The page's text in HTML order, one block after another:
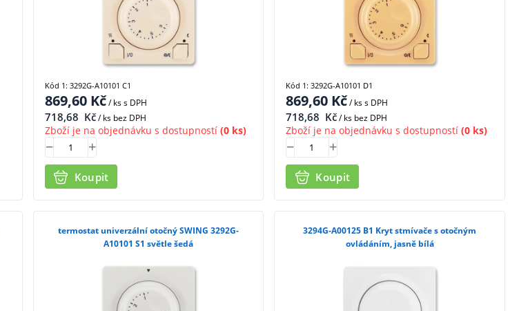
869,60Kč/ kss DPH
718,68 Kč/ ks bez DPH
Zboží je na objednávku s dostupností(0 ks)
Koupit
Kód 1: 3292G-A10101 C1
869,60 Kč/ kss DPH
718,68 Kč/ ks bez DPH
Zboží je na objednávku s dostupností (0 ks)
Koupit
Kód 1: 3292G-A10101 D1
termostat univerzální otočný SWING 3292G-
A10101 S1 světle šedá
3294G-A00125 B1 Kryt stmívače s otočným
ovládáním, jasně bílá